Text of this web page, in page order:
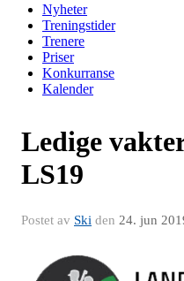
Nyheter
Treningstider
Trenere
Priser
Konkurranse
Kalender
Ledige
LS19
Postet av Ski den 24. jun